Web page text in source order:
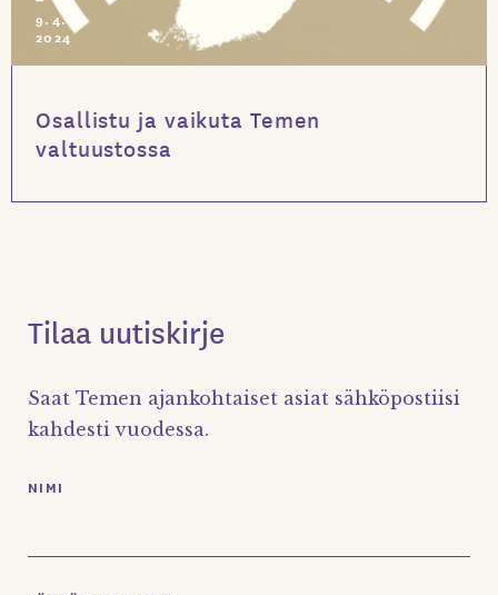
9.4.
2024
Osallistu ja vaikuta Temen
valtuustossa
Tilaa uutiskirje
Saat Temen ajankohtaiset asiat sähköpostiisi
kahdesti vuodessa.
NIMI